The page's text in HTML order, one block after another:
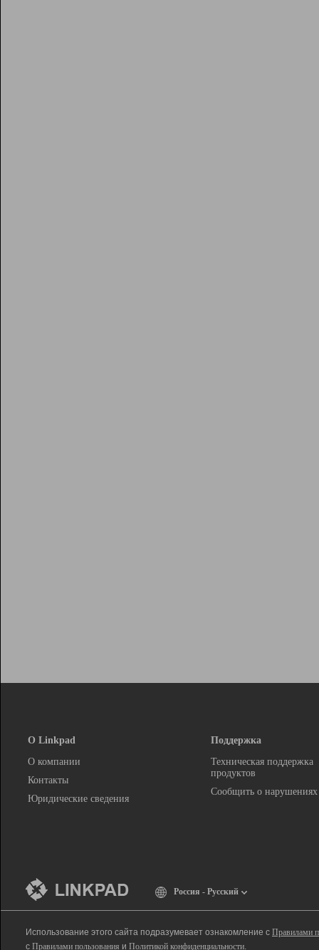
О Linkpad
О компании
Контакты
Юридические сведения
Поддержка
Техническая поддержка
продуктов
Сообщить о нарушениях
Россия - Русский
Использование этого сайта подразумевает ознакомление с Правилами
с Правилами пользования и Политикой конфиденциальности.